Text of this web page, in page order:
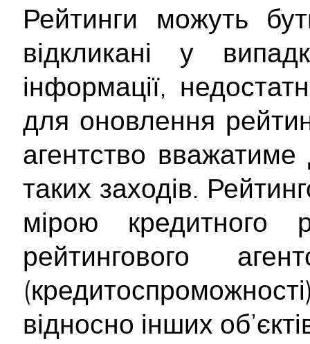
Рейтинги можуть
відкликані у
інформації,
для оновлення
агентство вважатиме
таких заходів.
мірою
рейтингового
відносно інших